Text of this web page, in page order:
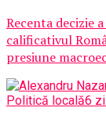
Recenta decizie
calificativul
presiune
Politică locală6